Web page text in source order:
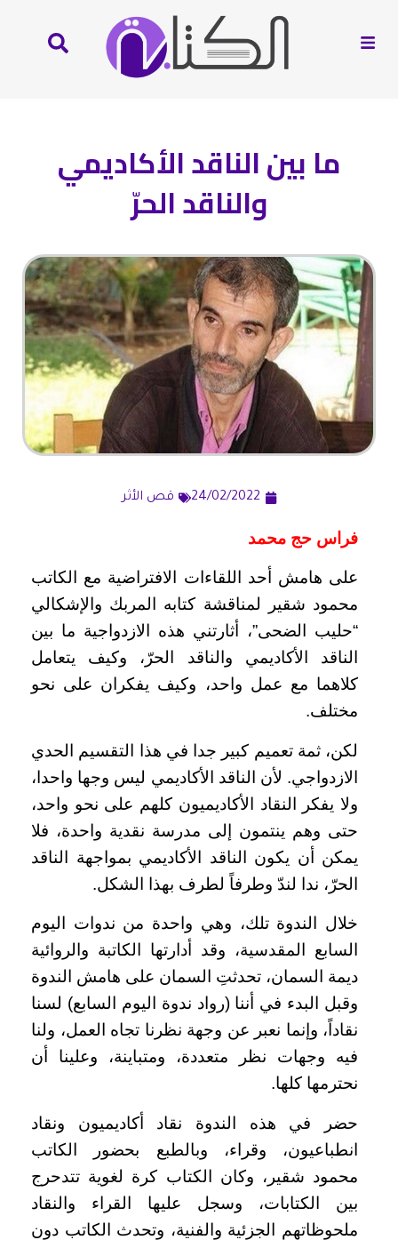
ما بين الناقد الأكاديمي
والناقد الحرّ
24/02/2022 قص الأثر
فراس حج محمد
على هامش أحد اللقاءات الافتراضية مع الكاتب
محمود شقير لمناقشة كتابه المربك والإشكالي
“حليب الضحى”، أثارتني هذه الازدواجية ما بين
الناقد الأكاديمي والناقد الحرّ، وكيف يتعامل
كلاهما مع عمل واحد، وكيف يفكران على نحو
مختلف.
لكن، ثمة تعميم كبير جدا في هذا التقسيم الحدي
الازدواجي. لأن الناقد الأكاديمي ليس وجها واحدا،
ولا يفكر النقاد الأكاديميون كلهم على نحو واحد،
حتى وهم ينتمون إلى مدرسة نقدية واحدة، فلا
يمكن أن يكون الناقد الأكاديمي بمواجهة الناقد
الحرّ، ندا لندّ وطرفاً لطرف بهذا الشكل.
خلال الندوة تلك، وهي واحدة من ندوات اليوم
السابع المقدسية، وقد أدارتها الكاتبة والروائية
ديمة السمان، تحدثتِ السمان على هامش الندوة
وقبل البدء في أننا (رواد ندوة اليوم السابع) لسنا
نقاداً، وإنما نعبر عن وجهة نظرنا تجاه العمل، ولنا
فيه وجهات نظر متعددة، ومتباينة، وعلينا أن
نحترمها كلها.
حضر في هذه الندوة نقاد أكاديميون ونقاد
انطباعيون، وقراء، وبالطبع بحضور الكاتب
محمود شقير، وكان الكتاب كرة لغوية تتدحرج
بين الكتابات، وسجل عليها القراء والنقاد
ملحوظاتهم الجزئية والفنية، وتحدث الكاتب دون